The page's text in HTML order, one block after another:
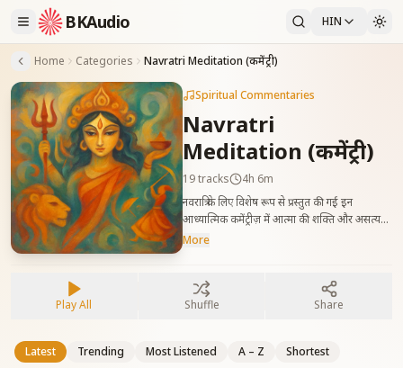
BKAudio HIN
Home Categories Navratri Meditation (कमेंट्री)
Spiritual Commentaries
Navratri
Meditation (कमेंट्री)
19tracks
4h 6m
नवरात्रि के लिए विशेष रूप से प्रस्तुत की गई इन
आध्यात्मिक कमेंट्रीज़ में आत्मा की शक्ति और असत्य
पर सत्य की विजय का उत्सव मनाया गया है। ये मनन सत्र
में सहायक हैं। A spiritual collection of
guided commentaries for Navratri,
These reflective sessions help listeners
More
Play All Shuffle Share
Latest Trending Most Listened A – Z Shortest